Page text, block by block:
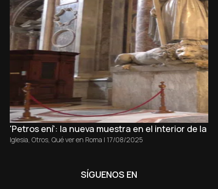
'Petros ení': la nueva muestra en el interior de la
Iglesia, Otros, Qué ver en Roma | 17/08/2025
SÍGUENOS EN